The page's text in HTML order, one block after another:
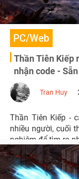
PC/Web
Thần Tiên Kiếp
nhận code -
Tran Huy
Thần Tiên Kiếp -
nhiều người, cuối
nghiệm để tìm ra